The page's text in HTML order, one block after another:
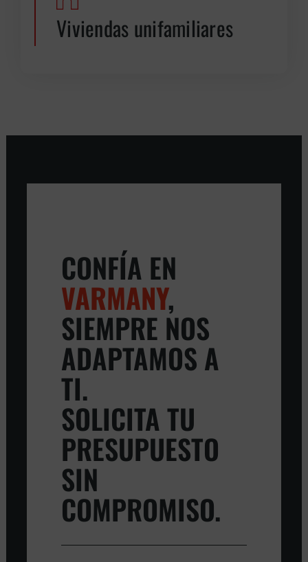
Viviendas unifamiliares
CONFÍA EN
VARMANY,
SIEMPRE NOS
ADAPTAMOS A
TI.
SOLICITA TU
PRESUPUESTO
SIN
COMPROMISO.